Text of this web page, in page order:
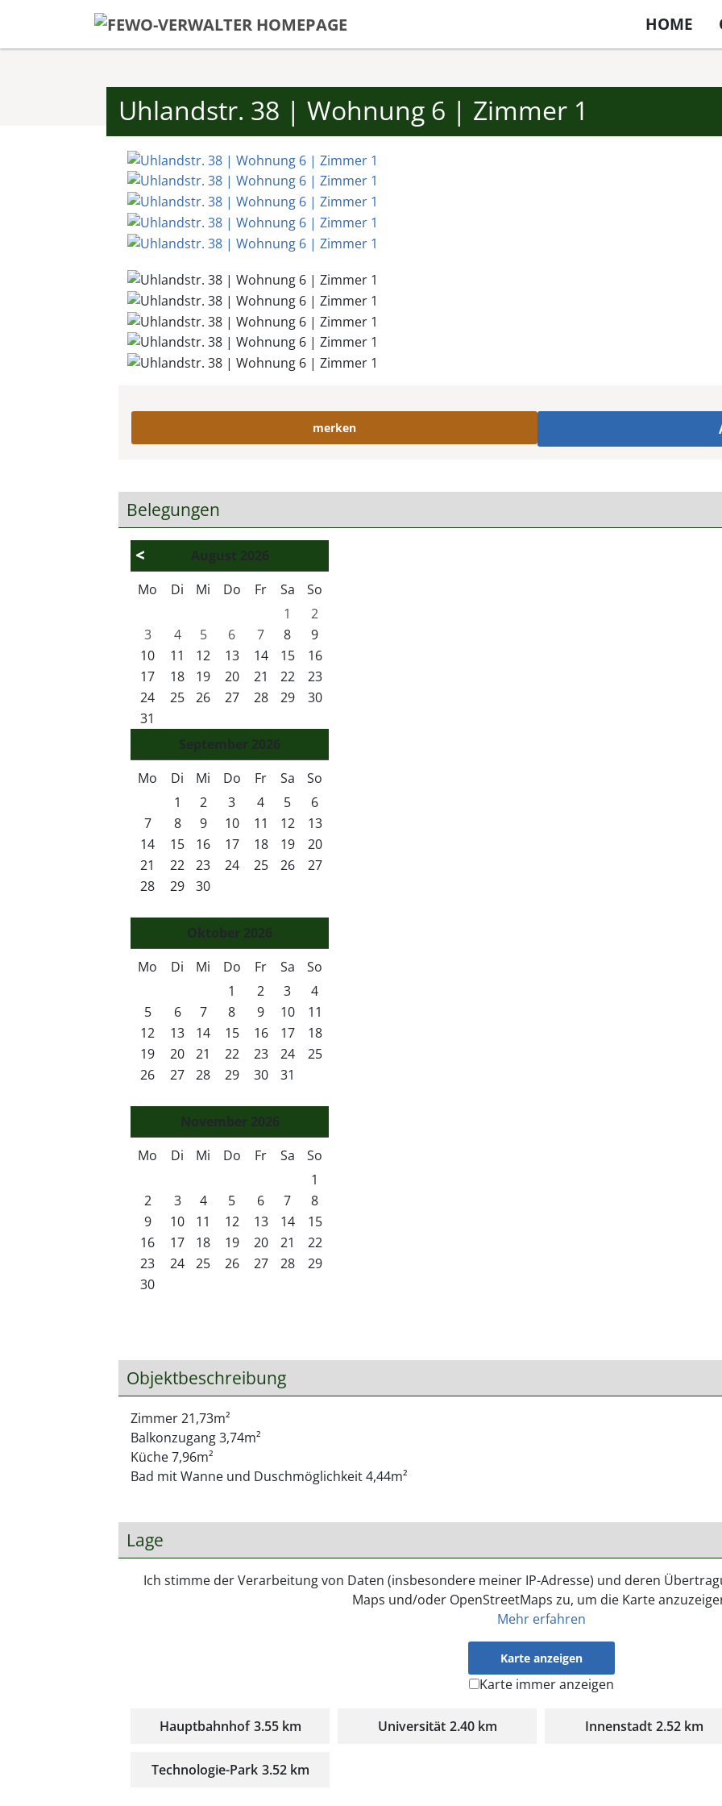
HOME
Uhlandstr. 38 | Wohnung 6 | Zimmer 1
merken
Belegungen
< August 2026
Mo
Di Mi Do Fr Sa
So
1
2
3
4 5 6 7 8
9
10
11 12 13 14 15
16
17
18 19 20 21 22
23
24
25 26 27 28 29
30
31
September 2026
Mo
Di Mi Do Fr Sa
So
1
2 3 4 5
6
7
8 9 10 11 12
13
14
15 16 17 18 19
20
21
22 23 24 25 26
27
28
29 30
Oktober 2026
Mo
Di Mi Do Fr Sa
So
1
2 3
4
5
6 7 8 9 10
11
12
13 14 15 16 17
18
19
20 21 22 23 24
25
26
27 28 29 30 31
November 2026
Mo
Di Mi Do Fr Sa
So
1
2
3 4 5 6 7
8
9
10 11 12 13 14
15
16
17 18 19 20 21
22
23
24 25 26 27 28
29
30
Objektbeschreibung
Zimmer 21,73m²
Balkonzugang 3,74m²
Küche 7,96m²
Bad mit Wanne und Duschmöglichkeit 4,44m²
Lage
Ich stimme der Verarbeitung von Daten (insbesondere meiner IP-Adresse) und deren
Maps und/oder OpenStreetMaps zu, um die Karte
Mehr erfahren
Karte anzeigen
Karte immer anzeigen
Hauptbahnhof 3.55 km Universität 2.40 km Innenstadt 2.52 km
Technologie-Park 3.52 km